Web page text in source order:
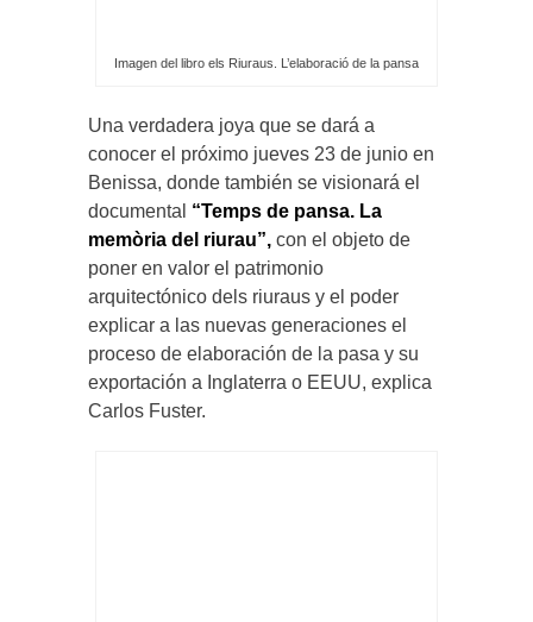
Imagen del libro els Riuraus. L’elaboració de la pansa
Una verdadera joya que se dará a
conocer el próximo jueves 23 de junio en
Benissa, donde también se visionará el
documental “Temps de pansa. La
memòria del riurau”, con el objeto de
poner en valor el patrimonio
arquitectónico dels riuraus y el poder
explicar a las nuevas generaciones el
proceso de elaboración de la pasa y su
exportación a Inglaterra o EEUU, explica
Carlos Fuster.